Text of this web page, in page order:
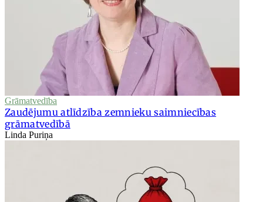
Grāmatvedība
Zaudējumu atlīdzība zemnieku saimniecības
grāmatvedībā
Linda Puriņa